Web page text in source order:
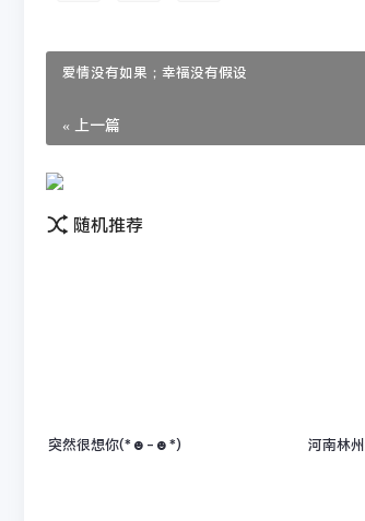
爱情没有如果；幸福没有假设
« 上一篇
随机推荐
突然很想你(*☻-☻*) 河南林